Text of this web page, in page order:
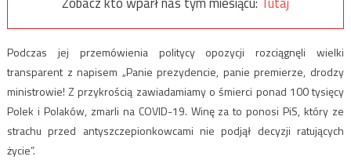
Podczas jej przemówienia politycy opozycji rozciągnęli wielki
transparent z napisem „Panie prezydencie, panie premierze, drodzy
ministrowie! Z przykrością zawiadamiamy o śmierci ponad 100 tysięcy
Polek i Polaków, zmarli na COVID-19. Winę za to ponosi PiS, który ze
strachu przed antyszczepionkowcami nie podjął decyzji ratujących
życie”.